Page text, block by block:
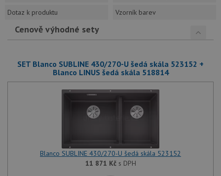
Dotaz k produktu
Vzorník barev
Cenově výhodné sety
SET Blanco SUBLINE 430/270-U šedá skála 523152 +
Blanco LINUS šedá skála 518814
Blanco SUBLINE 430/270-U šedá skála 523152
11 871 Kčs DPH